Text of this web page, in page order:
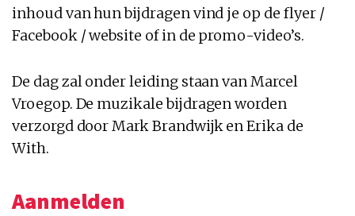
inhoud van hun bijdragen vind je op de flyer /
Facebook / website of in de promo-video’s.
De dag zal onder leiding staan van Marcel
Vroegop. De muzikale bijdragen worden
verzorgd door Mark Brandwijk en Erika de
With.
Aanmelden